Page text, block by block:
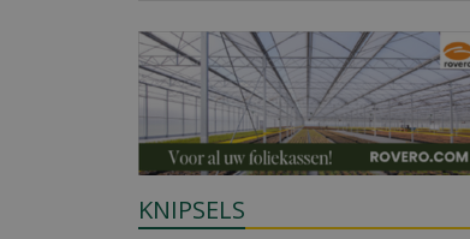
KNIPSELS